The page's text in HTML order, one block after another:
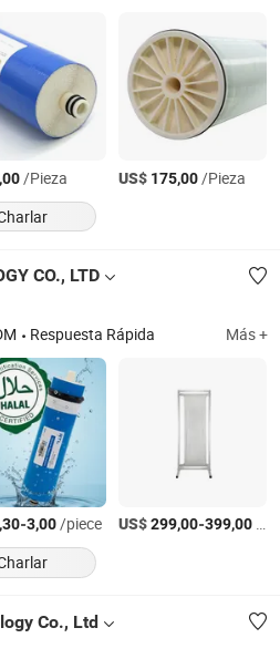
/Pieza US$ 175,00/Pieza
CO., LTD
Respuesta Rápida Más +
-3,00/piece US$299,00-399,00
Co., Ltd